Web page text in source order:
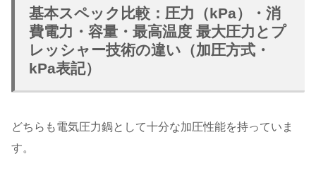
基本スペック比較：圧力（kPa）・消
費電力・容量・最高温度 最大圧力とプ
レッシャー技術の違い（加圧方式・
kPa表記）
どちらも電気圧力鍋として十分な加圧性能を持っていま
す。